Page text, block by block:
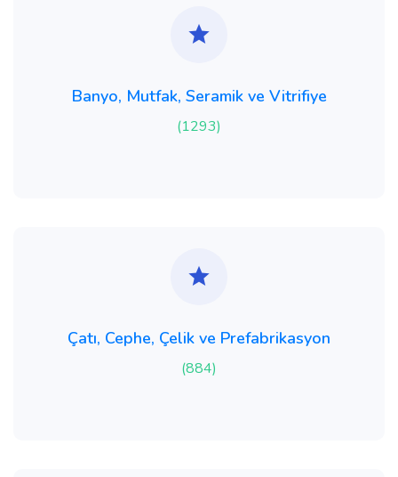
Banyo, Mutfak, Seramik ve Vitrifiye
(1293)
Çatı, Cephe, Çelik ve Prefabrikasyon
(884)